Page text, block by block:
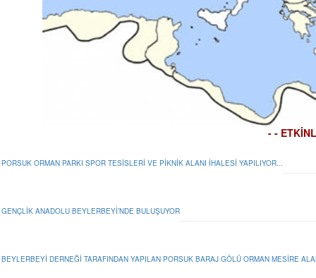
- -
PORSUK ORMAN PARKI SPOR TESİSLERİ VE PİKNİK ALANI İHALESİ YAPILIYOR...
GENÇLIK ANADOLU BEYLERBEYI’NDE BULUŞUYOR
BEYLERBEYI DERNEĞI TARAFINDAN YAPILAN PORSUK BARAJ GÖLÜ ORMAN MESIRE